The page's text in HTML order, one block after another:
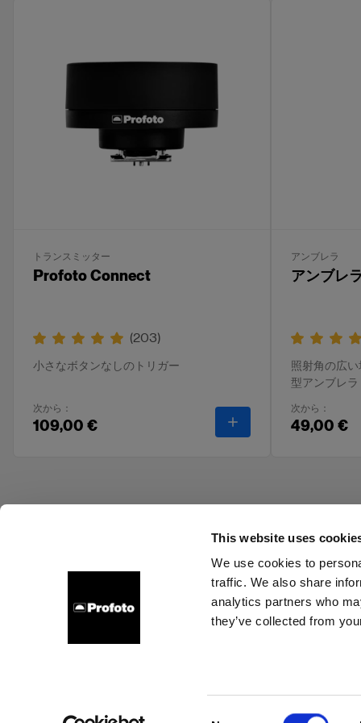
This website uses
We use cookies to
traffic. We also share
analytics partners who
they’ve collected from
ソフトボックス オクタ型
トランスミッター
Profoto Connect
(203)
小さなボタンなしのトリガー
次から：
109,00 € Profoto Connect
アンブレラ
アンブレ
照射角の広
型アンブレラ
次から：
49,00 €
サポート 採用情報 プ